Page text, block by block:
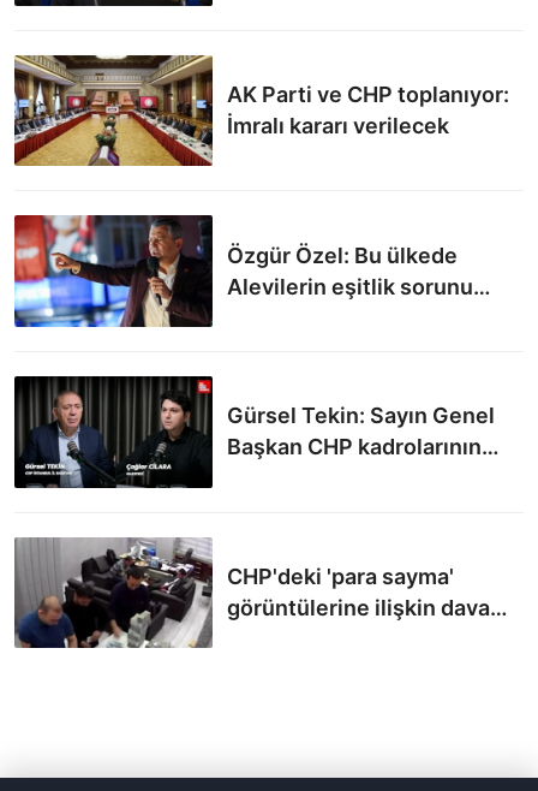
AK Parti ve CHP toplanıyor:
İmralı kararı verilecek
Özgür Özel: Bu ülkede
Alevilerin eşitlik sorunu
Gürsel Tekin: Sayın Genel
Başkan CHP kadrolarının
CHP'deki 'para sayma'
görüntülerine ilişkin dava